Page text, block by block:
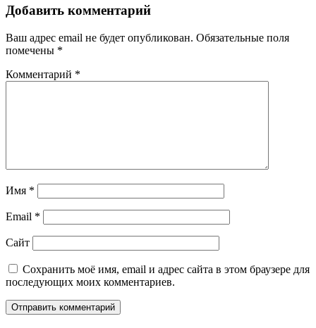
Добавить комментарий
Ваш адрес email не будет опубликован. Обязательные поля
помечены *
Комментарий *
Имя *
Email *
Сайт
Сохранить моё имя, email и адрес сайта в этом браузере для
последующих моих комментариев.